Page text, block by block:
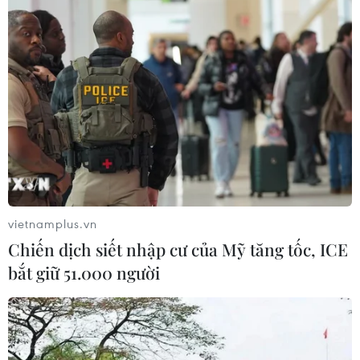
Hoàn thiện cơ chế điều tiết, thúc đẩy
thị trường bất động sản phát triển
lành mạnh
29/07/2026 10:26
Nhà nước điều tiết, kiểm soát và
quyết định giá đất
Đà Nẵng bổ sung thêm quỹ đất phát
triển nhà ở xã hội
28/07/2026 07:02
vietnamplus.vn
Chiến dịch siết nhập cư của Mỹ tăng tốc, ICE
bắt giữ 51.000 người